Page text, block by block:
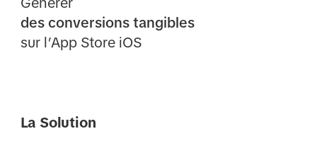
des conversions tangibles
sur l’App Store iOS
La Solution